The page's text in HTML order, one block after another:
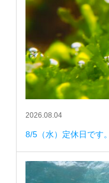
2026.08.04
8/5（水）定休日です。